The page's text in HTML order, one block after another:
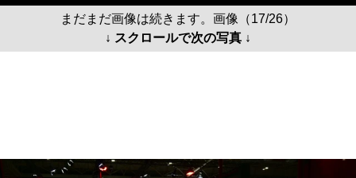
まだまだ画像は続きます。画像（17/26）
↓ スクロールで次の写真 ↓